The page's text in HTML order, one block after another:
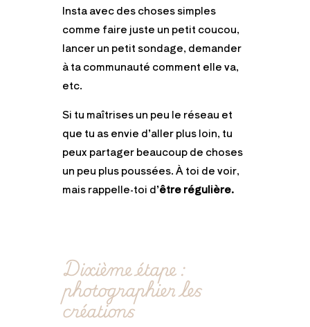
Insta avec des choses simples
comme faire juste un petit coucou,
lancer un petit sondage, demander
à ta communauté comment elle va,
etc.
Si tu maîtrises un peu le réseau et
que tu as envie d’aller plus loin, tu
peux partager beaucoup de choses
un peu plus poussées. À toi de voir,
mais rappelle-toi d’être régulière.
Dixième étape :
photographier les
créations